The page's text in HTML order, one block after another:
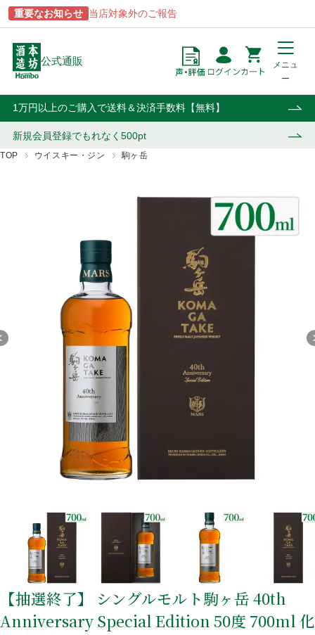
重要なお知らせ 当店対象外のご報告
1万円以上のご購入で送料＆決済手数料【無料】
公式通販
新規会員登録でもれなく500pt
メニュ
ー
津貫
マルスウイスキー
和美人
リキュール
一升瓶ワイン
酒類から探す
ウイスキー・ジン
リキュール・梅酒
その他
セット商品
用途から探す
贈答用
点 円
酒類から探す
TOP ウイスキー・ジン 駒ヶ岳
【抽選終了】 シングルモルト駒ヶ岳 40th
Anniversary Special Edition 50度 700ml 化